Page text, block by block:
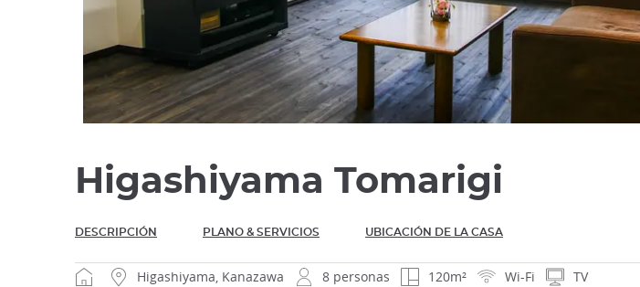
Higashiyama Tomarigi
DESCRIPCIÓN PLANO & SERVICIOS UBICACIÓN DE LA CASA
Higashiyama, Kanazawa 8 personas 120m² Wi-Fi TV